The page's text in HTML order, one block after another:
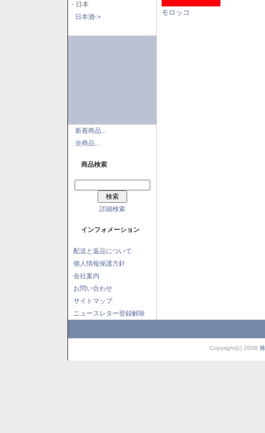
- 日本
日本酒->
新着商品...
全商品...
商品検索
詳細検索
インフォメーション
配送と返品について
個人情報保護方針
会社案内
お問い合わせ
サイトマップ
ニュースレター登録解除
モロッコ
Copyright(c) 2008